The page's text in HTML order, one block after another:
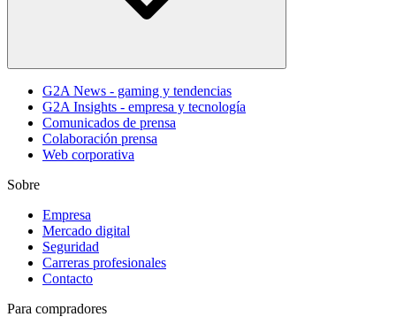
G2A News - gaming y tendencias
G2A Insights - empresa y tecnología
Comunicados de prensa
Colaboración prensa
Web corporativa
Sobre
Empresa
Mercado digital
Seguridad
Carreras profesionales
Contacto
Para compradores